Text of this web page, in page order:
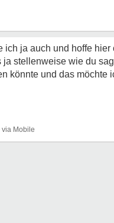
ich ja auch und hoffe
ja stellenweise wie du
könnte und das möchte